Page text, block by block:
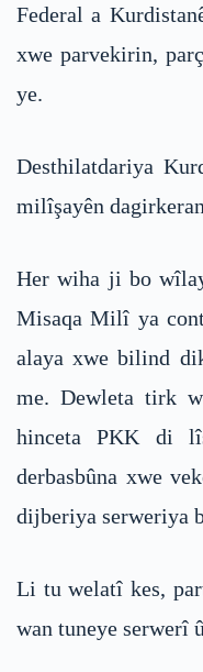
Federal a
xwe parvekirin,
ye.
Desthilatdariya
milîşayên
Her wiha ji bo
Misaqa Milî ya
alaya xwe bilind
me. Dewleta tirk
hinceta PKK di
derbasbûna xwe
dijberiya serweriya
Li tu welatî kes,
wan tuneye serwerî